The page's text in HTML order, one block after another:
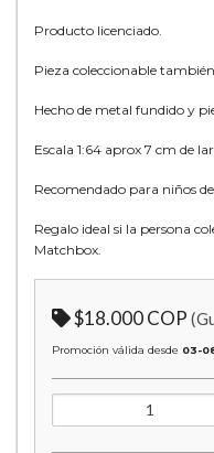
Producto licenciado.
Pieza coleccionable
Hecho de metal fundido y
Escala 1:64 aprox 7 cm de
Recomendado para niños
Regalo ideal si la persona
Matchbox.
$18.000 COP
Promoción válida desde 03-